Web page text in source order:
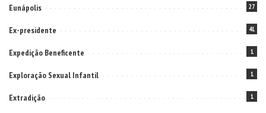
Eunápolis 27
Ex-presidente 41
Expedição Beneficente 1
Exploração Sexual Infantil 1
Extradição 1